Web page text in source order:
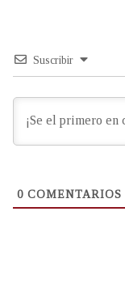
Suscribir
0 COMENTARIOS